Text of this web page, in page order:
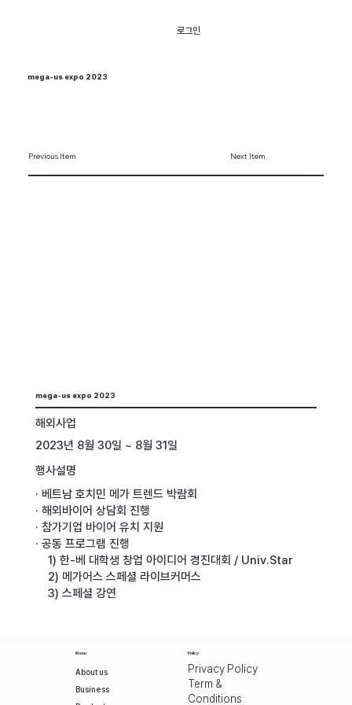
로그인
mega-us expo 2023
Previous Item Next Item
mega-us expo 2023
해외사업
2023년 8월 30일 ~ 8월 31일
행사설명
· 베트남 호치민 메가 트렌드 박람회
· 해외바이어 상담회 진행
· 참가기업 바이어 유치 지원
· 공동 프로그램 진행
1) 한-베 대학생 창업 아이디어 경진대회 / Univ.Star
2) 메가어스 스페셜 라이브커머스
3) 스페셜 강연
Menu
About us
Business
Policy
Privacy Policy
Term &
Conditions